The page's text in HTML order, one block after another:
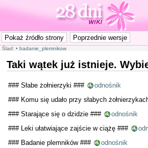
Ślad: • badanie_plemnikow
Taki wątek już istnieje.
### Słabe żołnierzyki ###
odnośnik
### Komu się udało przy słabych
### Starające się o dzidzie ###
odnośnik
### Leki ułatwiające zajście w ciążę ###
### Badanie plemników ###
odnośnik